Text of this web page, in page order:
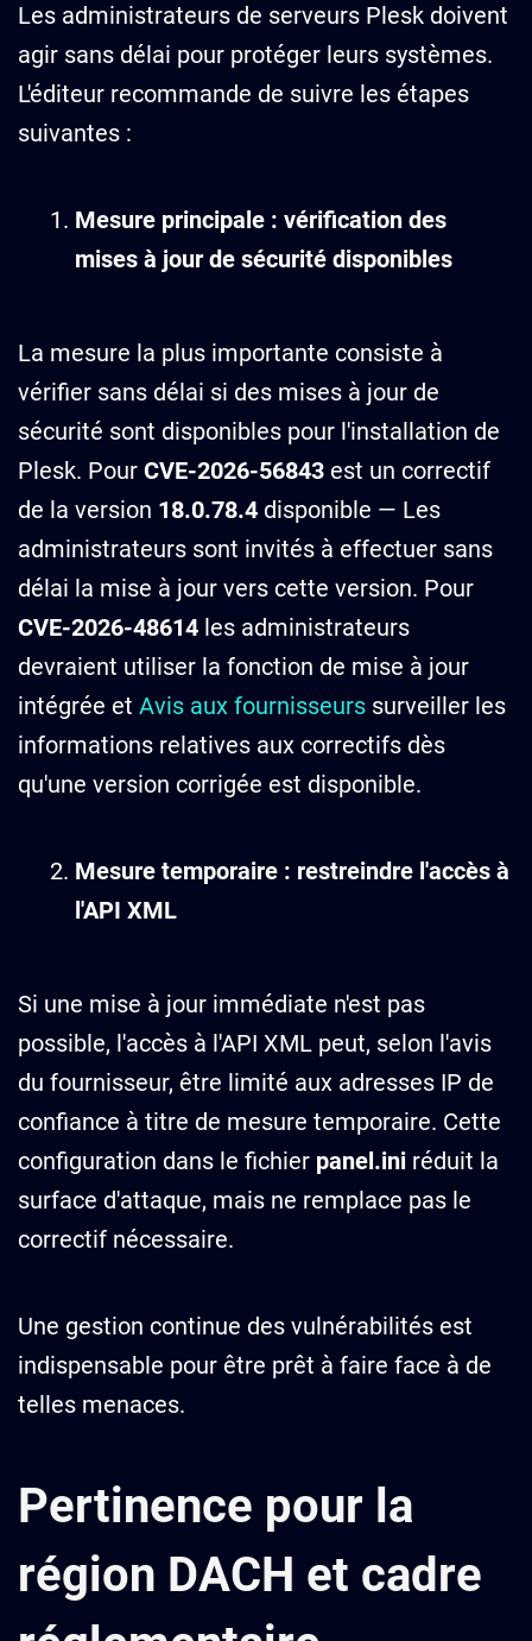
Les administrateurs de serveurs Plesk doivent
agir sans délai pour protéger leurs systèmes.
L'éditeur recommande de suivre les étapes
suivantes :
Mesure principale : vérification des
mises à jour de sécurité disponibles
La mesure la plus importante consiste à
vérifier sans délai si des mises à jour de
sécurité sont disponibles pour l'installation de
Plesk. Pour CVE-2026-56843 est un correctif
de la version 18.0.78.4 disponible — Les
administrateurs sont invités à effectuer sans
délai la mise à jour vers cette version. Pour
CVE-2026-48614 les administrateurs
devraient utiliser la fonction de mise à jour
intégrée et Avis aux fournisseurs surveiller les
informations relatives aux correctifs dès
qu'une version corrigée est disponible.
Mesure temporaire : restreindre l'accès à
l'API XML
Si une mise à jour immédiate n'est pas
possible, l'accès à l'API XML peut, selon l'avis
du fournisseur, être limité aux adresses IP de
confiance à titre de mesure temporaire. Cette
configuration dans le fichier panel.ini réduit la
surface d'attaque, mais ne remplace pas le
correctif nécessaire.
Une gestion continue des vulnérabilités est
indispensable pour être prêt à faire face à de
telles menaces.
Pertinence pour la
région DACH et cadre